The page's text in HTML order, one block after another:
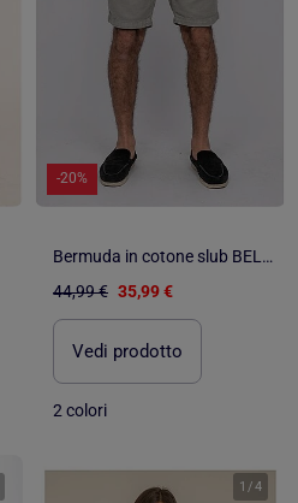
-20%
Bermuda in cotone slub BELKINO
44,99 € 35,99 €
Vedi prodotto
2 colori
1 /4